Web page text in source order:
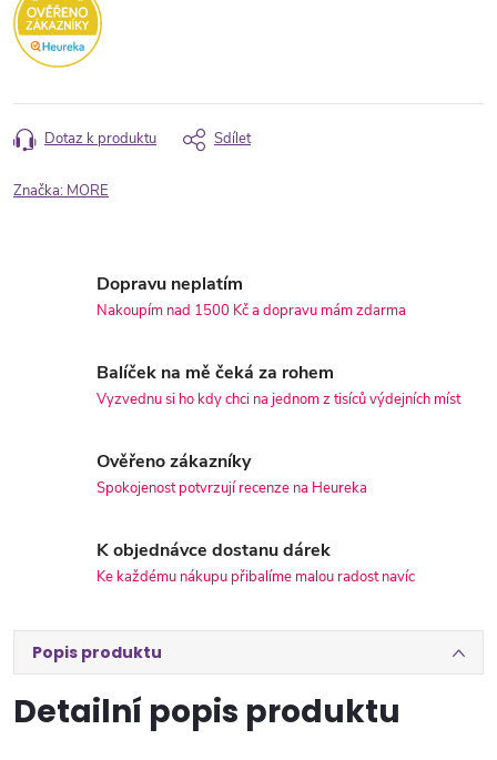
Dotaz k produktu Sdílet
Značka: MORE
Dopravu neplatím
Nakoupím nad 1500 Kč a dopravu mám zdarma
Balíček na mě čeká za rohem
Vyzvednu si ho kdy chci na jednom z tisíců výdejních míst
Ověřeno zákazníky
Spokojenost potvrzují recenze na Heureka
K objednávce dostanu dárek
Ke každému nákupu přibalíme malou radost navíc
Popis produktu
Detailní popis produktu